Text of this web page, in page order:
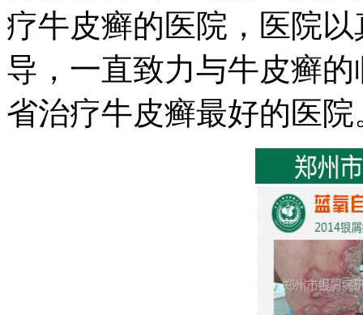
疗牛皮癣的医院，医院
导，一直致力与牛皮癣
省治疗牛皮癣最好的医院